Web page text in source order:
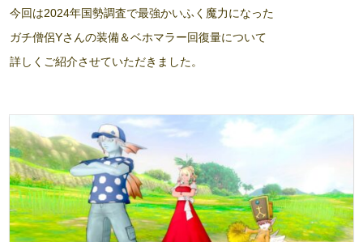
今回は2024年国勢調査で最強かいふく魔力になった
ガチ僧侶Yさんの装備＆ベホマラー回復量について
詳しくご紹介させていただきました。